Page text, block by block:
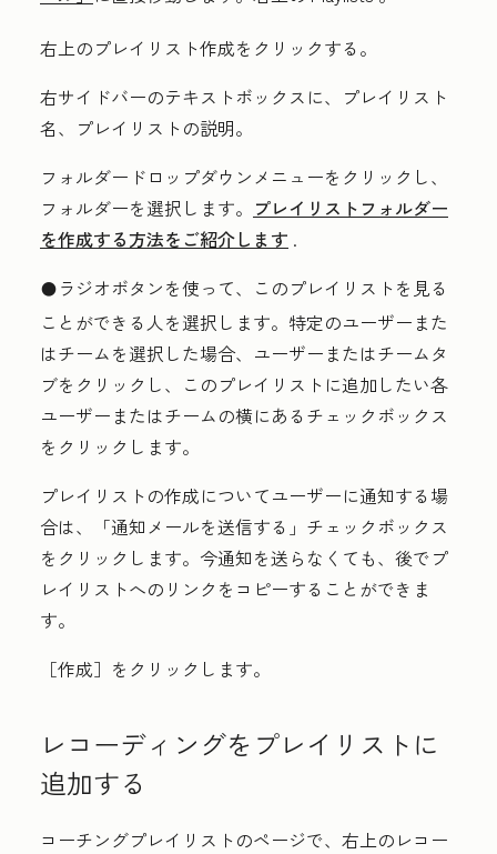
右上のプレイリスト作成をクリックする。
右サイドバーのテキストボックスに、 プレイリスト
名、 プレイリストの説明。
フォルダー ドロップダウンメニューをクリックし、
フォルダーを選択します。 プレイリストフォルダー
を作成する方法をご紹介します .
circleFilled ラジオボタンを使って、このプレイリストを見る
ことができる人を選択します。 特定のユーザーまた
はチームを選択した場合、 ユーザー またはチームタ
ブをクリックし、このプレイリストに追加したい各
ユーザーまたはチームの横にあるチェックボックス
をクリックします。
プレイリストの作成についてユーザーに通知する場
合は、「通知メールを送信する」 チェックボックス
をクリックします。今通知を送らなくても、後でプ
レイリストへのリンクをコピーすることができま
す。
［作成］ をクリックします。
レコーディングをプレイリストに
追加する
コーチングプレイリストのページで、右上の レコー